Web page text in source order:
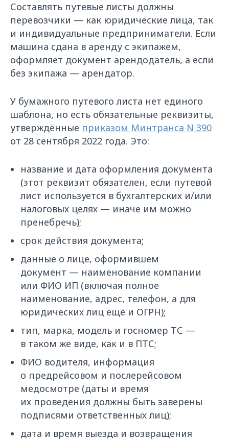
Составлять путевые листы должны
перевозчики — как юридические лица, так
и индивидуальные предприниматели. Если
машина сдана в аренду с экипажем,
оформляет документ арендодатель, а если
без экипажа — арендатор.
У бумажного путевого листа нет единого
шаблона, но есть обязательные реквизиты,
утверждённые приказом Минтранса N 390
от 28 сентября 2022 года. Это:
название и дата оформления документа
(этот реквизит обязателен, если путевой
лист используется в бухгалтерских и/или
налоговых целях — иначе им можно
пренебречь);
срок действия документа;
данные о лице, оформившем
документ — наименование компании
или ФИО ИП (включая полное
наименование, адрес, телефон, а для
юридических лиц ещё и ОГРН);
тип, марка, модель и госномер ТС —
в таком же виде, как и в ПТС;
ФИО водителя, информация
о предрейсовом и послерейсовом
медосмотре (даты и время
их проведения должны быть заверены
подписями ответственных лиц);
дата и время выезда и возвращения